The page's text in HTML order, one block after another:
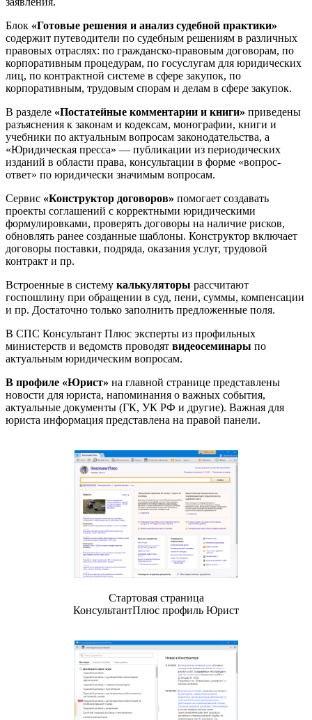
Блок «Готовые решения и анализ судебной практики»
содержит путеводители по судебным решениям в различных
правовых отраслях: по гражданско-правовым договорам, по
корпоративным процедурам, по госуслугам для юридических
лиц, по контрактной системе в сфере закупок, по
корпоративным, трудовым спорам и делам в сфере закупок.
В разделе «Постатейные комментарии и книги» приведены
разъяснения к законам и кодексам, монографии, книги и
учебники по актуальным вопросам законодательства, а
«Юридическая пресса» — публикации из периодических
изданий в области права, консультации в форме «вопрос-
ответ» по юридически значимым вопросам.
Сервис «Конструктор договоров» помогает создавать
проекты соглашений с корректными юридическими
формулировками, проверять договоры на наличие рисков,
обновлять ранее созданные шаблоны. Конструктор включает
договоры поставки, подряда, оказания услуг, трудовой
контракт и пр.
Встроенные в систему калькуляторы рассчитают
госпошлину при обращении в суд, пени, суммы, компенсации
и пр. Достаточно только заполнить предложенные поля.
В СПС Консультант Плюс эксперты из профильных
министерств и ведомств проводят видеосеминары по
актуальным юридическим вопросам.
В профиле «Юрист» на главной странице представлены
новости для юриста, напоминания о важных события,
актуальные документы (ГК, УК РФ и другие). Важная для
юриста информация представлена на правой панели.
Стартовая страница
КонсультантПлюс профиль Юрист